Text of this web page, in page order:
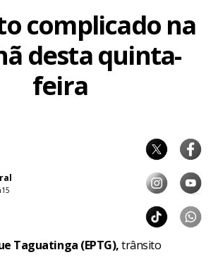
complicado na
desta quinta-
feira
Taguatinga (EPTG),trânsito